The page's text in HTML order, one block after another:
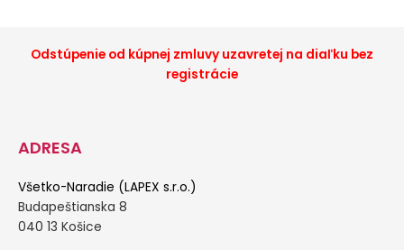
Odstúpenie od kúpnej zmluvy uzavretej na diaľku bez
registrácie
ADRESA
Všetko-Naradie (LAPEX s.r.o.)
Budapeštianska 8
040 13 Košice